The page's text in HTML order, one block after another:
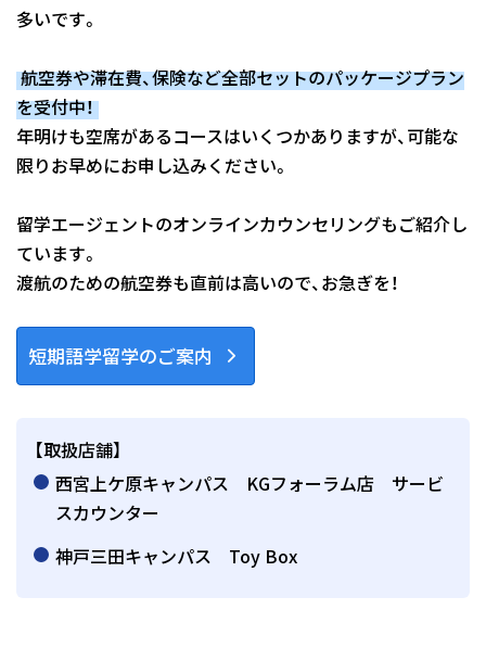
多いです。
航空券や滞在費、保険など全部セットのパッケージプラン
を受付中！
年明けも空席があるコースはいくつかありますが、可能な
限りお早めにお申し込みください。
留学エージェントのオンラインカウンセリングもご紹介し
ています。
渡航のための航空券も直前は高いので、お急ぎを！
短期語学留学のご案内
【取扱店舗】
西宮上ケ原キャンパス KGフォーラム店 サービ
スカウンター
神戸三田キャンパス Toy Box